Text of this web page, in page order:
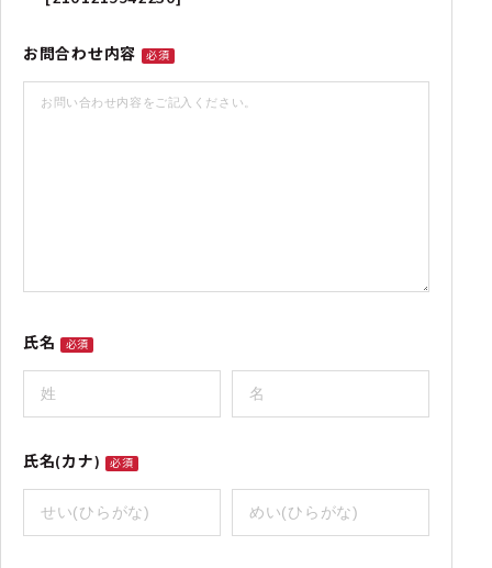
お問合わせ内容 必須
氏名 必須
氏名(カナ) 必須